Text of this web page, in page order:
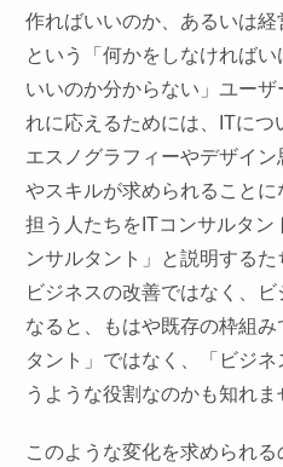
作ればいいのか、あるいは経
という「何かをしなければ
いいのか分からない」ユー
れに応えるためには、ITにつ
エスノグラフィーやデザイ
やスキルが求められること
担う人たちをITコンサルタン
ンサルタント」と説明する
ビジネスの改善ではなく、
なると、もはや既存の枠組
タント」ではなく、「ビジ
うような役割なのかも知れま
このような変化を求められ